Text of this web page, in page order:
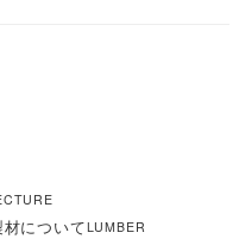
材についてLUMBER